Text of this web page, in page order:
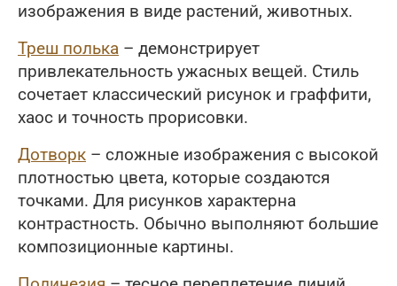
изображения в виде растений, животных.
Треш полька – демонстрирует
привлекательность ужасных вещей. Стиль
сочетает классический рисунок и граффити,
хаос и точность прорисовки.
Дотворк – сложные изображения с высокой
плотностью цвета, которые создаются
точками. Для рисунков характерна
контрастность. Обычно выполняют большие
композиционные картины.